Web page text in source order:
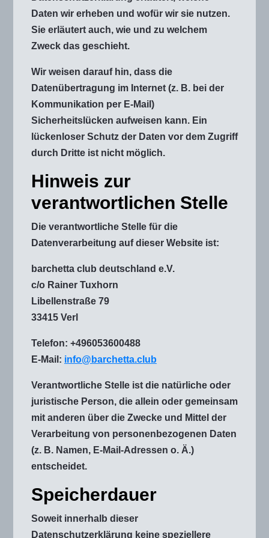
Daten wir erheben und wofür wir sie nutzen.
Sie erläutert auch, wie und zu welchem
Zweck das geschieht.
Wir weisen darauf hin, dass die
Datenübertragung im Internet (z. B. bei der
Kommunikation per E-Mail)
Sicherheitslücken aufweisen kann. Ein
lückenloser Schutz der Daten vor dem Zugriff
durch Dritte ist nicht möglich.
Hinweis zur
verantwortlichen Stelle
Die verantwortliche Stelle für die
Datenverarbeitung auf dieser Website ist:
barchetta club deutschland e.V.
c/o Rainer Tuxhorn
Libellenstraße 79
33415 Verl
Telefon: +496053600488
E-Mail: info@barchetta.club
Verantwortliche Stelle ist die natürliche oder
juristische Person, die allein oder gemeinsam
mit anderen über die Zwecke und Mittel der
Verarbeitung von personenbezogenen Daten
(z. B. Namen, E-Mail-Adressen o. Ä.)
entscheidet.
Speicherdauer
Soweit innerhalb dieser
Datenschutzerklärung keine speziellere